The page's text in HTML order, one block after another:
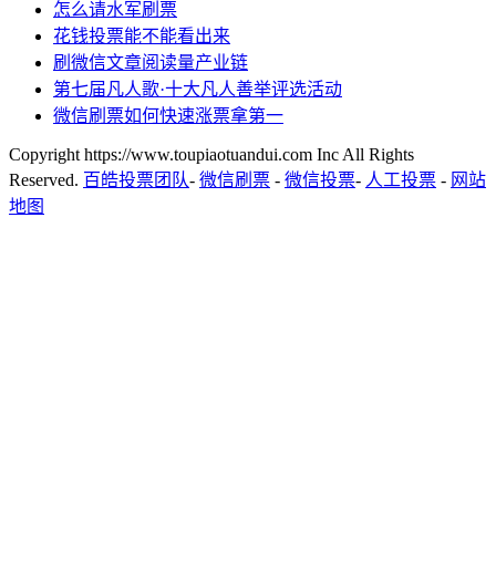
怎么请水军刷票
花钱投票能不能看出来
刷微信文章阅读量产业链
第七届凡人歌·十大凡人善举评选活动
微信刷票如何快速涨票拿第一
Copyright https://www.toupiaotuandui.com Inc All Rights
Reserved. 百皓投票团队- 微信刷票 - 微信投票- 人工投票 - 网站
地图